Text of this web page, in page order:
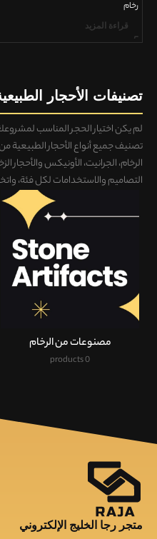
رخام
قراءة المزيد
تصنيفات الأحجار
لم يكن اختيار الحجر المناسب
تصنيفجميع أنواع الأحجار الطبيعية
الرخام، الجرانيت، الأونيكس والأحجار
التصاميم والاستخدامات لكل فئة،
مصنوعات من الرخام
0 products
متجر رجا الخليج الإلكتروني